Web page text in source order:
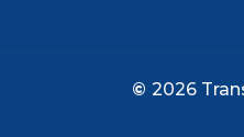
©2026